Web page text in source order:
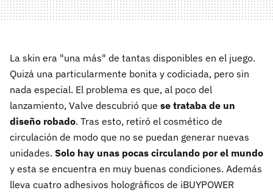
La skin era "una más" de tantas disponibles en el juego.
Quizá una particularmente bonita y codiciada, pero sin
nada especial. El problema es que, al poco del
lanzamiento, Valve descubrió que se trataba de un
diseño robado. Tras esto, retiró el cosmético de
circulación de modo que no se puedan generar nuevas
unidades. Solo hay unas pocas circulando por el mundo
y esta se encuentra en muy buenas condiciones. Además
lleva cuatro adhesivos holográficos de iBUYPOWER